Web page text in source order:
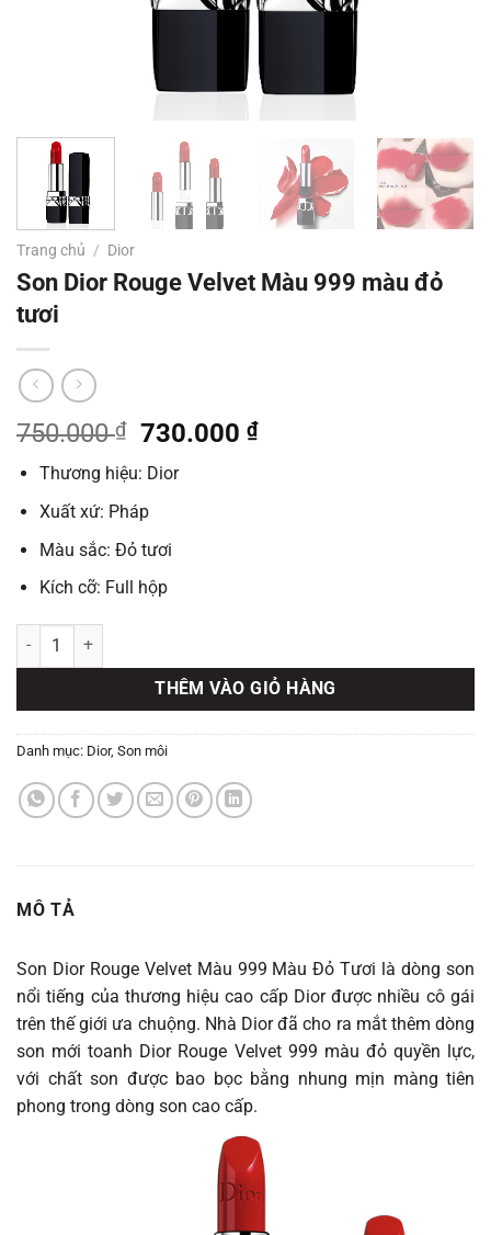
Trang chủ / Dior
Son Dior Rouge Velvet Màu 999 màu đỏ
tươi
750.000₫
Giá
gốc
là:
750.000 ₫.
730.000₫Giá
Thương hiệu: Dior
Xuất xứ: Pháp
Màu sắc: Đỏ tươi
Kích cỡ: Full hộp
Son Dior Rouge Velvet Màu 999 màu đỏ tươi số lượng
THÊM VÀO GIỎ HÀNG
Danh mục: Dior, Son môi
MÔ TẢ
Son Dior Rouge Velvet Màu 999 Màu Đỏ Tươi là dòng son
nổi tiếng của thương hiệu cao cấp Dior được nhiều cô gái
trên thế giới ưa chuộng. Nhà Dior đã cho ra mắt thêm dòng
son mới toanh Dior Rouge Velvet 999 màu đỏ quyền lực,
với chất son được bao bọc bằng nhung mịn màng tiên
phong trong dòng son cao cấp.